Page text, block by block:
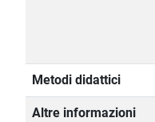
Metodi didattici
Altre informazioni